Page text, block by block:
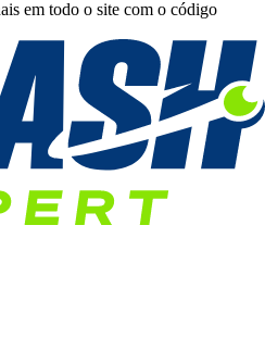
em todo o site com o código